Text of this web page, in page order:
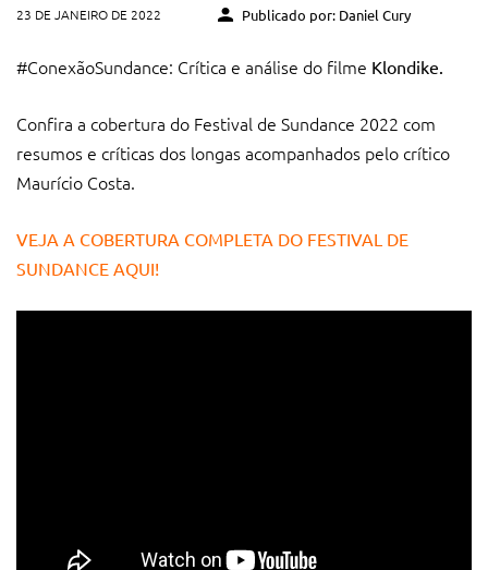
23 DE JANEIRO DE 2022 Publicado por: Daniel Cury
#ConexãoSundance: Crítica e análise do filme Klondike.
Confira a cobertura do Festival de Sundance 2022 com
resumos e críticas dos longas acompanhados pelo crítico
Maurício Costa.
VEJA A COBERTURA COMPLETA DO FESTIVAL DE
SUNDANCE AQUI!